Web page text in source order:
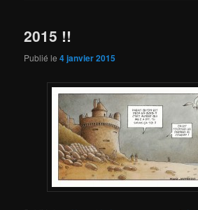
2015 !!
Publié le4 janvier 2015